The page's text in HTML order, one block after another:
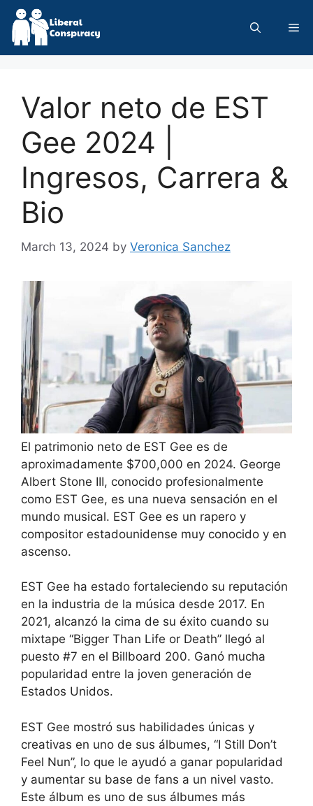
Skip
content
Valor neto de EST
Gee 2024 |
Ingresos, Carrera &
Bio
March 13, 2024 by Veronica Sanchez
El patrimonio neto de EST Gee es de
aproximadamente $700,000 en 2024. George
Albert Stone III, conocido profesionalmente
como EST Gee, es una nueva sensación en el
mundo musical. EST Gee es un rapero y
compositor estadounidense muy conocido y en
ascenso.
EST Gee ha estado fortaleciendo su reputación
en la industria de la música desde 2017. En
2021, alcanzó la cima de su éxito cuando su
mixtape “Bigger Than Life or Death” llegó al
puesto #7 en el Billboard 200. Ganó mucha
popularidad entre la joven generación de
Estados Unidos.
EST Gee mostró sus habilidades únicas y
creativas en uno de sus álbumes, “I Still Don’t
Feel Nun”, lo que le ayudó a ganar popularidad
y aumentar su base de fans a un nivel vasto.
Este álbum es uno de sus álbumes más